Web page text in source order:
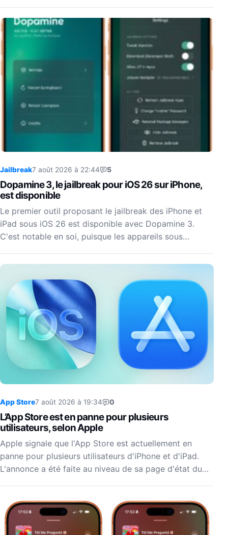
Jailbreak7 août 2026 à 22:44 5
Dopamine 3, le jailbreak pour iOS 26 sur iPhone,
est disponible
Le premier outil proposant le jailbreak des iPhone et
iPad sous iOS 26 est disponible avec Dopamine 3.
C'est notable en soi, puisque les appareils sous…
App Store7 août 2026 à 19:34 0
L’App Store est en panne pour plusieurs
utilisateurs, selon Apple
Apple signale que l'App Store est actuellement en
panne pour plusieurs utilisateurs d'iPhone et d'iPad.
L'annonce a été faite au niveau de sa page d'état du…